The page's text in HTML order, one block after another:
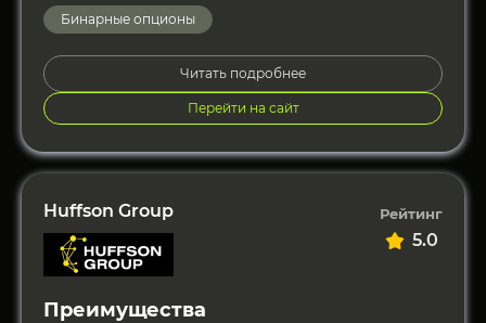
Бинарные опционы
Читать подробнее
Перейти на сайт
Huffson Group Рейтинг
5.0
Преимущества